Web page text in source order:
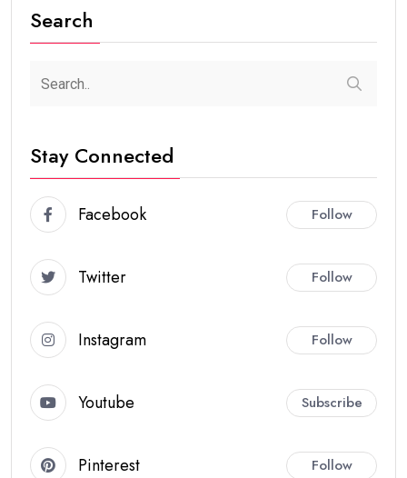
Search
Stay Connected
Facebook Follow
Twitter Follow
Instagram Follow
Youtube Subscribe
Pinterest Follow